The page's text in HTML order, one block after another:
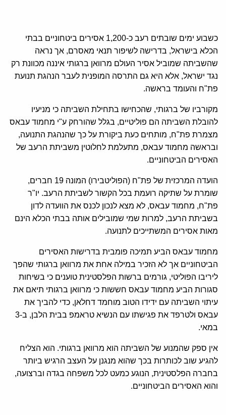
כשבוע ימים שובתים רעב כ-1,200 אסירים ביטחוניים בבתי
הכלא בישראל, בדרישה לשיפור תנאי מאסרם, אך נראה
שהשביתה שמוביל אסיר העולם מרוואן ברגותי איננה מכוונת רק
נגד ישראל, אלא היא גם התרסה המופנית לעבר הנהגת תנועת
פת"ח והעומד בראשה.
מקורביו של ברגותי, שהכחישו בתחילת השביתה כי מניעיו
להובלת השביתה הם פוליטיים, בגלל שהורחק ע"י מחמוד עבאס
מצמרת פת"ח, מותחים כעת ביקורת על כך שהנהגת התנועה,
ובראשה מחמוד עבאס, מתעלמת לחלוטין משביתת הרעב של
האסירים הביטחוניים.
הועדה המרכזית של פת"ח (הפוליטבירו) המונה 19 חברים,
שומרת על שתיקה רועמת בכל הקשור לשביתת הרעב. יו"ר
פת"ח, מחמוד עבאס, לא מצא לנכון לכנס את הוועדה לדון
בשביתת הרעב, למרות שמי שמובילים אותה בבתי הכלא הינם
מאות אסירים המשתייכים לתנועה.
מחמוד עבאס הביע תמיכה פומבית בדרישות האסירים
הביטחוניים אך לא הזכיר במילה אחת את מרוואן ברגותי שהפך
ליריבו הפוליטי, גורמים ברשות הפלסטינית טוענים כי בשיחות
סגורות הביע מחמוד עבאס חששות כי מרוואן ברגותי תיאם את
עיתוי השביתה עם ידידו הטוב מוחמד דחלאן, כדי להביך את
עבאס ולטרפד את פגישתו עם הנשיא טראמפ בבית הלבן, ב-3
במאי.
אין ספק שהמנוע של השביתה הוא מרוואן ברגותי. הוא הצליח
להגיע שוב לכותרות בכך שהוא מנגנן על העצב הרגיש ביותר
בחברה הפלסטינית, הנוגע כמעט לכל משפחה בגדה וברצועה,
והוא האסירים הביטחוניים.